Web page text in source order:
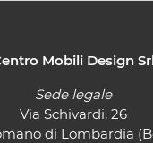
Mobili Design Srl
Sede legale
Via Schivardi, 26
di Lombardia